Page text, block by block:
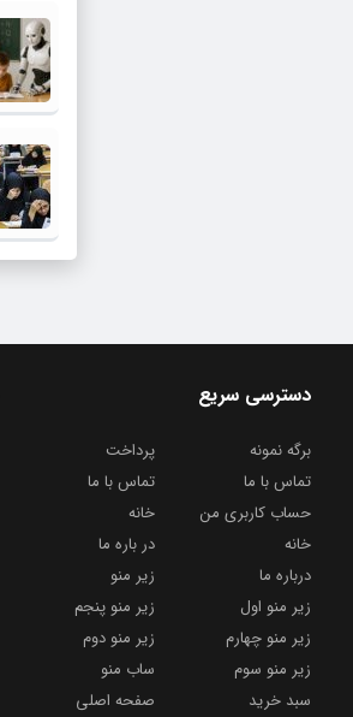
دسترسی سریع
برگه نمونه
پرداخت
تماس با ما
تماس با ما
حساب کاربری من
خانه
خانه
در باره ما
درباره ما
زیر منو
زیر منو اول
زیر منو پنجم
زیر منو چهارم
زیر منو دوم
زیر منو سوم
ساب منو
سبد خرید
صفحه اصلی